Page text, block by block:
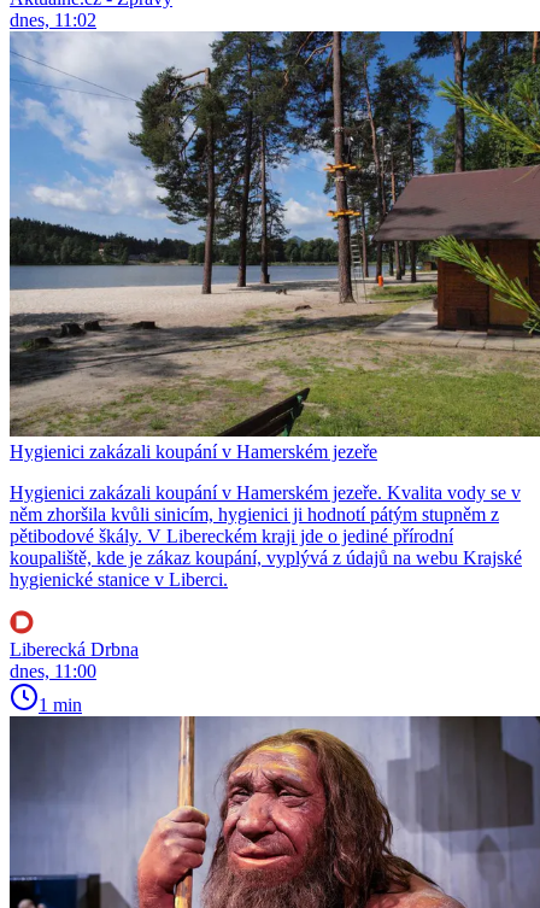
dnes, 11:02
Hygienici zakázali koupání v Hamerském jezeře
Hygienici zakázali koupání v Hamerském jezeře. Kvalita vody se v
něm zhoršila kvůli sinicím, hygienici ji hodnotí pátým stupněm z
pětibodové škály. V Libereckém kraji jde o jediné přírodní
koupaliště, kde je zákaz koupání, vyplývá z údajů na webu Krajské
hygienické stanice v Liberci.
Liberecká Drbna
dnes, 11:00
1 min